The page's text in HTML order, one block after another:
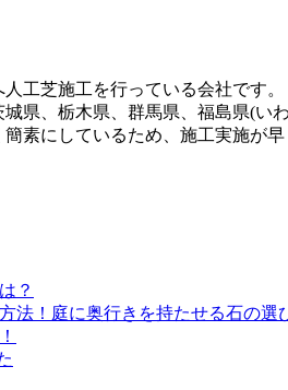
っしゃいますが、経年による端
ット技術で、まるで一枚の絨毯
軽減します。防炎性能や安全性
ズヴェルデは人工芝のメーカー
が一切不要で、除草剤や殺虫剤
工芝施工を行っている会社です。
県、栃木県、群馬県、福島県(
素にしているため、施工実施が
？
法！庭に奥行きを持たせる石の選